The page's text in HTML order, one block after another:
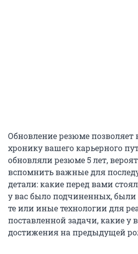
Обновление резюме позволяет
хронику вашего карьерного
обновляли резюме 5 лет,
вспомнить важные для
детали: какие перед вами
у вас было подчиненных,
те или иные технологии для
поставленной задачи, какие у
достижения на предыдущей